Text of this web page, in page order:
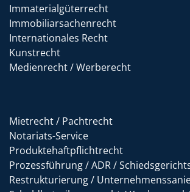
Immaterialgüterrecht
Immobiliarsachenrecht
Internationales Recht
Kunstrecht
Medienrecht / Werberecht
Mietrecht / Pachtrecht
Notariats-Service
Produktehaftpflichtrecht
Prozessführung / ADR /
Restrukturierung /